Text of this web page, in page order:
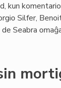
kun
Silfer,
Seabra